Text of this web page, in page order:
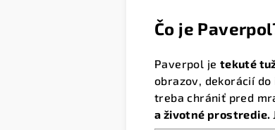
Čo je
Paverpol je tekuté
obrazov, dekorácií
treba chrániť pred
a životné prostredie.